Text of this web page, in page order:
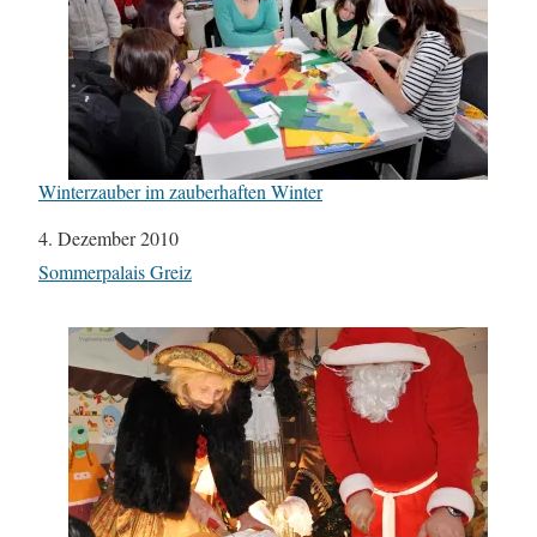
Winterzauber im zauberhaften Winter
Datum
4. Dezember 2010
In Bezug auf
Sommerpalais Greiz